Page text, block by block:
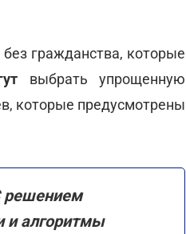
гражданства, которые
выбрать упрощенную
которые предусмотрены
решением
и алгоритмы